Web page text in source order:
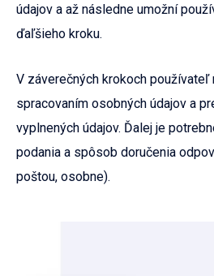
údajov a až následne umožní
ďaľšieho kroku.
V záverečných krokoch
spracovaním osobných údajov a
vyplnených údajov. Ďalej je
podania a spôsob doručenia
poštou, osobne).